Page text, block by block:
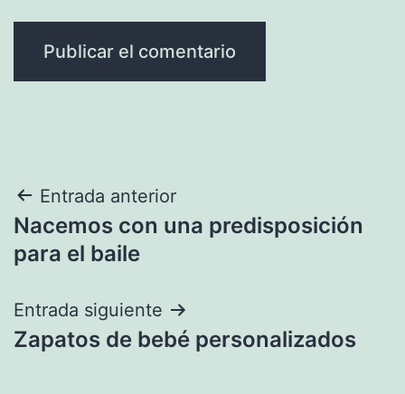
Navegación
de
Entrada anterior
Nacemos con una predisposición
para el baile
Entrada siguiente
Zapatos de bebé personalizados